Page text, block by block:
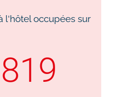
l'hôtel occupées sur